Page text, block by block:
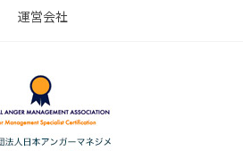
運営会社